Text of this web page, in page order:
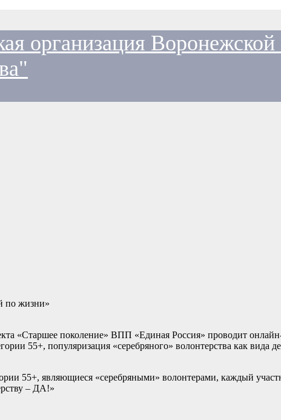
организация
по жизни»
«Старшее поколение» ВПП «Единая Россия» проводит
55+, популяризация «серебряного» волонтерства как вида
55+, являющиеся «серебряными» волонтерами, каждый
– ДА!»